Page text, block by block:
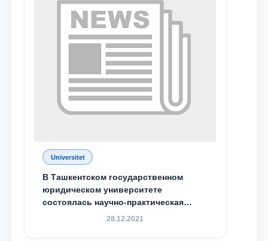
Universitet
В Ташкентском государственном
юридическом университете
состоялась научно-практическая
конференция магистрантов
28.12.2021